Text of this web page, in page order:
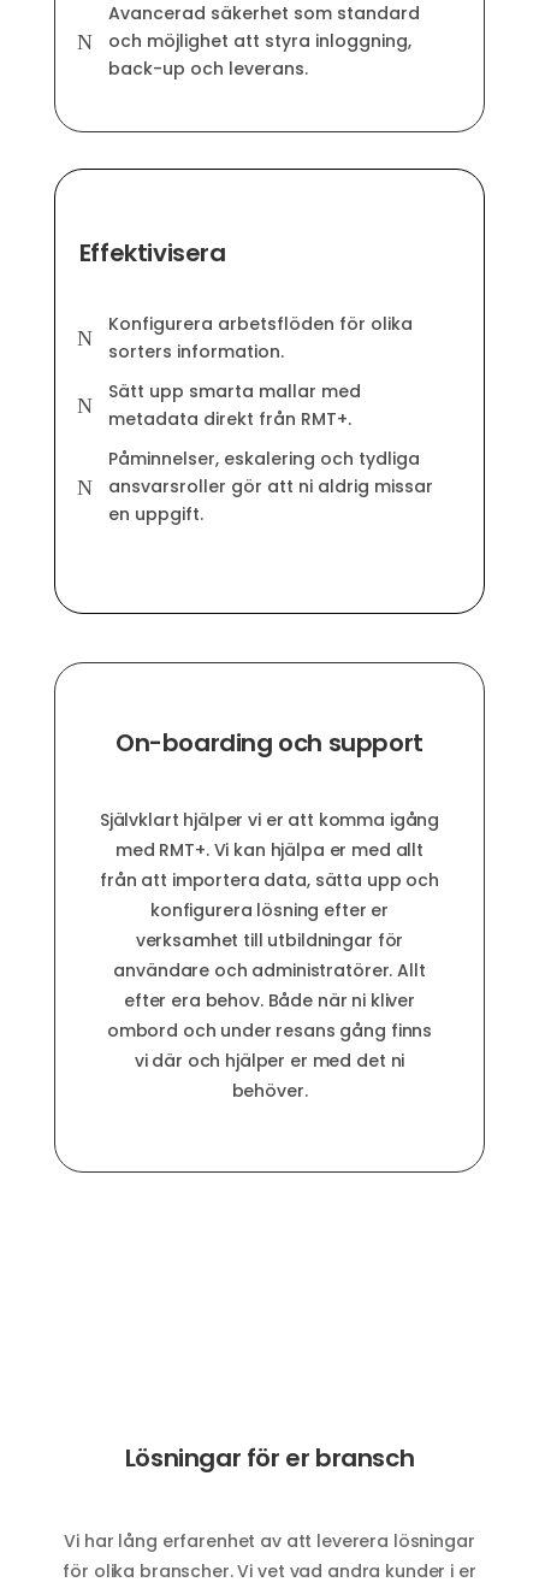
N
Avancerad säkerhet som standard
och möjlighet att styra inloggning,
back-up och leverans.
Effektivisera
N
Konfigurera arbetsflöden för olika
sorters information.
N
Sätt upp smarta mallar med
metadata direkt från RMT+.
N
Påminnelser, eskalering och tydliga
ansvarsroller gör att ni aldrig missar
en uppgift.
On-boarding och support
Självklart hjälper vi er att komma igång
med RMT+. Vi kan hjälpa er med allt
från att importera data, sätta upp och
konfigurera lösning efter er
verksamhet till utbildningar för
användare och administratörer. Allt
efter era behov. Både när ni kliver
ombord och under resans gång finns
vi där och hjälper er med det ni
behöver.
Lösningar för er bransch
Vi har lång erfarenhet av att leverera lösningar
för olika branscher. Vi vet vad andra kunder i er